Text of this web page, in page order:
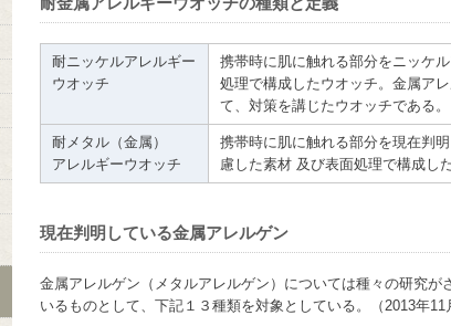
耐ニッケルアレルギー
ウオッチ
携帯時に肌に触れる部分をニッケ
処理で構成したウオッチ。金属ア
て、対策を講じたウオッチである。
耐メタル（金属）
アレルギーウオッチ
携帯時に肌に触れる部分を現在判
慮した素材 及び表面処理で構成し
現在判明している金属アレルゲン
金属アレルゲン（メタルアレルゲン）については種々の研究
いるものとして、下記１３種類を対象としている。（2013年11